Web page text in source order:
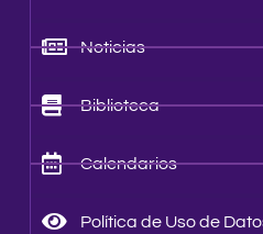
Noticias
Biblioteca
Calendarios
Política de Uso de